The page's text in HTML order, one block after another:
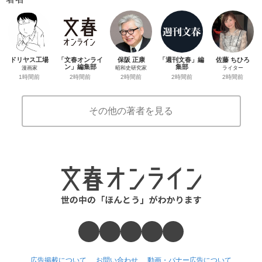
ドリヤス工場
漫画家
1時間前
「文春オンライ
ン」編集部
2時間前
保阪 正康
昭和史研究家
2時間前
「週刊文春」編
集部
2時間前
佐藤 ちひろ
ライター
2時間前
その他の著者を見る